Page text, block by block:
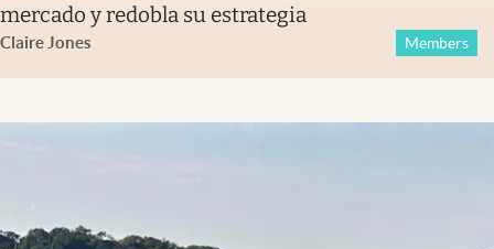
mercado y redobla su estrategia
Claire Jones Members